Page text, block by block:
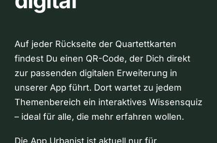
Auf jeder Rückseite der Quartettkarten
findest Du einen QR-Code, der Dich direkt
zur passenden digitalen Erweiterung in
unserer App führt. Dort wartet zu jedem
Themenbereich ein interaktives Wissensquiz
– ideal für alle, die mehr erfahren wollen.
Die App Urbanist ist aktuell nur für